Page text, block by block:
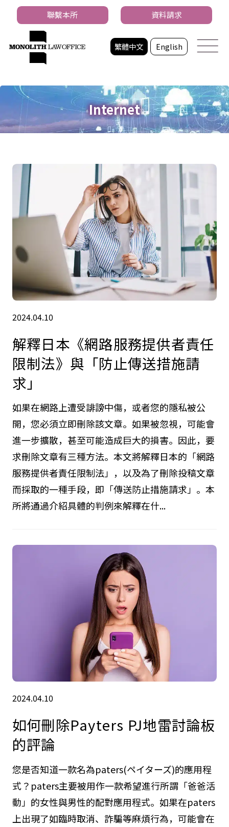
繁體中文 English
聯繫本所 資料請求
Internet
2024.04.10
解釋日本《網路服務提供者責任
限制法》與「防止傳送措施請
求」
如果在網路上遭受誹謗中傷，或者您的隱私被公
開，您必須立即刪除該文章。如果被忽視，可能會
進一步擴散，甚至可能造成巨大的損害。因此，要
求刪除文章有三種方法。本文將解釋日本的「網路
服務提供者責任限制法」，以及為了刪除投稿文章
而採取的一種手段，即「傳送防止措施請求」。本
所將通過介紹具體的判例來解釋在什...
2024.04.10
如何刪除Payters PJ地雷討論板
的評論
您是否知道一款名為paters(ペイターズ)的應用程
式？paters主要被用作一款希望進行所謂「爸爸活
動」的女性與男性的配對應用程式。如果在paters
上出現了如臨時取消、詐騙等麻煩行為，可能會在